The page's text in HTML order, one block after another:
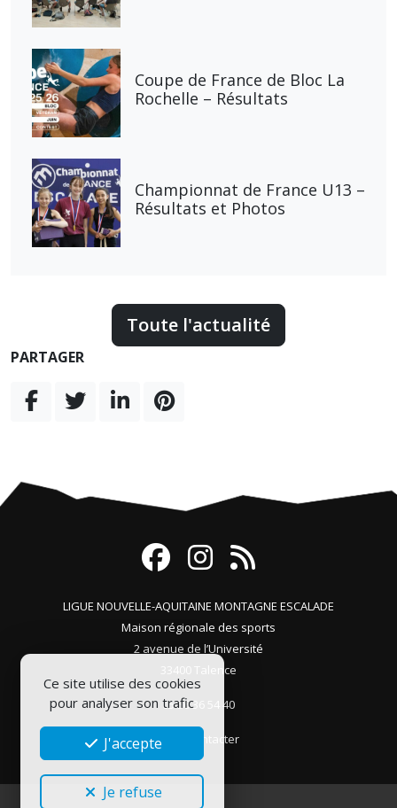
Coupe de France de Bloc La
Rochelle – Résultats
Championnat de France U13 –
Résultats et Photos
Toute l'actualité
PARTAGER
LIGUE NOUVELLE-AQUITAINE MONTAGNE ESCALADE
Maison régionale des sports
2 avenue de l’Université
33400 Talence
05 56 36 54 40
Nous contacter
Ce site utilise des cookies
pour analyser son trafic
J'accepte
Je refuse